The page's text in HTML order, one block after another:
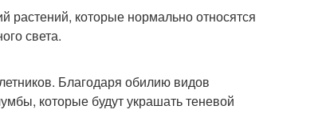
которые нормально относятся
света.
Благодаря обилию видов
которые будут украшать теневой